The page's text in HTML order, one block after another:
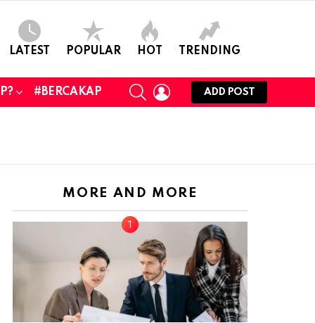
LATEST POPULAR HOT TRENDING
#BERCAKAP
SEARCHLOGIN
ADD POST
MORE AND MORE